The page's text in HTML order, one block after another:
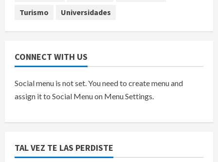
Turismo
Universidades
CONNECT WITH US
Social menu is not set. You need to create menu and
assign it to Social Menu on Menu Settings.
TAL VEZ TE LAS PERDISTE